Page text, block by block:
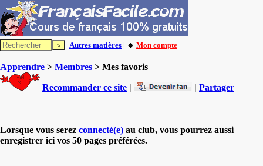
Autres matières | 🔸 Mon compte
Apprendre > Membres > Mes favoris
Recommander ce site | | Partager
Lorsque vous serez connecté(e) au club, vous pourrez aussi
enregistrer ici vos 50 pages préférées.